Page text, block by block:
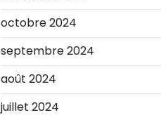
octobre 2024
septembre 2024
août 2024
juillet 2024